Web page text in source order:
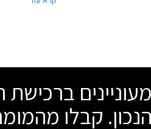
מוסיפה גרסת אלגנס
שטחים מתים,
מעוניינים
הנכון. קבלו